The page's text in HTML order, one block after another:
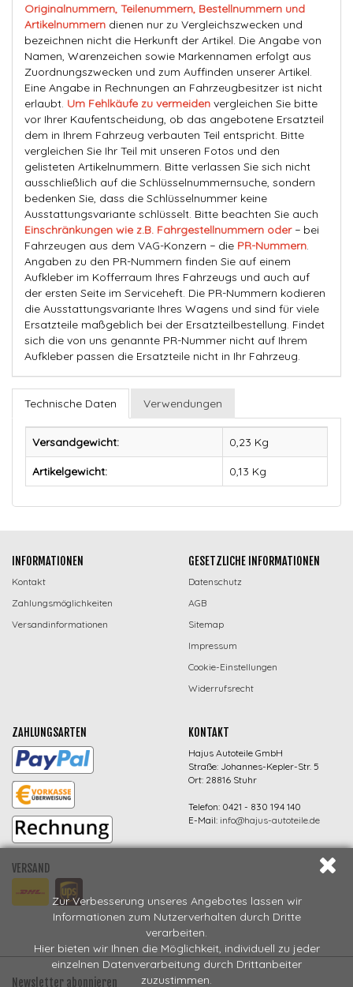
Zur Verbesserung unseres Angebotes lassen wir
Informationen zum Nutzerverhalten durch Dritte
verarbeiten.
Hier bieten wir Ihnen die Möglichkeit, individuell zu jeder
einzelnen Datenverarbeitung durch Drittanbeiter
zuzustimmen.
Originalnummern, Teilenummern, Bestellnummern und
Artikelnummern dienen nur zu Vergleichszwecken und
bezeichnen nicht die Herkunft der Artikel. Die Angabe von
Namen, Warenzeichen sowie Markennamen erfolgt aus
Zuordnungszwecken und zum Auffinden unserer Artikel.
Eine Angabe in Rechnungen an Fahrzeugbesitzer ist nicht
erlaubt. Um Fehlkäufe zu vermeiden vergleichen Sie bitte
vor Ihrer Kaufentscheidung, ob das angebotene Ersatzteil
dem in Ihrem Fahrzeug verbauten Teil entspricht. Bitte
vergleichen Sie Ihr Teil mit unseren Fotos und den
gelisteten Artikelnummern. Bitte verlassen Sie sich nicht
ausschließlich auf die Schlüsselnummernsuche, sondern
bedenken Sie, dass die Schlüsselnummer keine
Ausstattungsvariante schlüsselt. Bitte beachten Sie auch
Einschränkungen wie z.B. Fahrgestellnummern oder− bei
Fahrzeugen aus dem VAG-Konzern − die PR-Nummern
Angaben zu den PR-Nummern finden Sie auf einem
Aufkleber im Kofferraum Ihres Fahrzeugs und auch auf
der ersten Seite im Serviceheft. Die PR-Nummern kodieren
die Ausstattungsvariante Ihres Wagens und sind für viele
Ersatzteile maßgeblich bei der Ersatzteilbestellung. Findet
sich die von uns genannte PR-Nummer nicht auf Ihrem
Aufkleber passen die Ersatzteile nicht in Ihr Fahrzeug.
Technische Daten Verwendungen
Versandgewicht: 0,23 Kg
Artikelgewicht: 0,13 Kg
INFORMATIONEN
Kontakt
Zahlungsmöglichkeiten
Versandinformationen
GESETZLICHE INFORMATIONEN
Datenschutz
AGB
Sitemap
Impressum
Cookie-Einstellungen
Widerrufsrecht
ZAHLUNGSARTEN
VERSAND
KONTAKT
Hajus Autoteile GmbH
Straße: Johannes-Kepler-Str. 5
Ort: 28816 Stuhr
Telefon: 0421 - 830 194 140
E-Mail: info@hajus-autoteile.de
Newsletter abonnieren